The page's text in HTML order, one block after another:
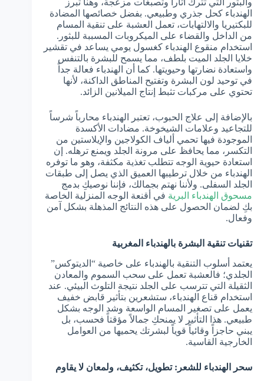
والبثور التي تترك آثاراً وتصبغات مزعجة، وهنا تبرز
الهندباء كحل جذري وطبيعي. بفضل خصائصها المضادة
للبكتيريا والالتهابات، تعمل العشبة على تنقية المسام
من الداخل والقضاء على الميكروبات المسببة للبثور.
استخدام منقوع الهندباء كغسول يومي يساعد في تقشير
خلايا الجلد الميت بلطف، مما يسمح للبشرة بالتنفس
واستعادة نضارتها وحيويتها. كما أن الهندباء فعالة جداً
في توحيد لون البشرة وتفتيح المناطق الداكنة، لأنها
تحتوي على مركبات تثبط إنتاج الميلانين الزائد.
بالإضافة إلى علاج الحبوب، تعتبر الهندباء محارباً شرساً
للتجاعيد وعلامات الشيخوخة. مضادات الأكسدة
الموجودة فيها تحمي ألياف الكولاجين والإيلاستين من
التكسر، مما يحافظ على مرونة الجلد ويمنع ترهله. إن
استعادة حيوية الوجه تتطلب تغذية مكثفة، وهو ما توفره
الهندباء من خلال ترطيبها العميق الذي يصل إلى طبقات
الجلد السفلى. ولأننا نهتم بجمالك، فإننا نوصيكِ بدمج
مسحوق الهندباء البرية في أقنعة الوجه المنزلية الخاصة
بكِ لضمان الحصول على هذه النتائج المذهلة بشكل آمن
وفعال.
تقنيات تنقية البشرة بالهندباء المغربية
يعتمد أسلوب التنقية بالهندباء على خاصية “الديتوكس”
الجلدي؛ فالعشبة تعمل على سحب السموم والمعادن
الثقيلة التي تترسب على الجلد نتيجة التلوث البيئي. عند
استخدام قناع الهندباء، ستشعرين بتأثير قابض خفيف
يعمل على تصغير المسام الواسعة وشد الوجه بشكل
طبيعي. هذا التأثير لا يمنحكِ جمالاً مؤقتاً فحسب، بل
يبني حاجزاً وقائياً قوياً لبشرتك يحميها من العوامل
الخارجية القاسية.
سحر الهندباء للشعر: تطويل، تكثيف، ولمعان لا يقاوم